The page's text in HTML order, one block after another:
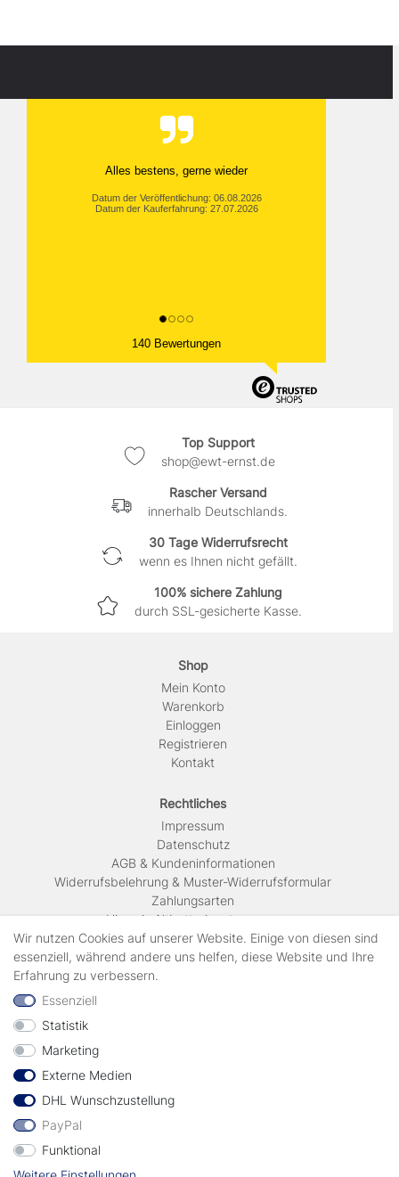
Alles bestens, gerne wieder
Datum der Veröffentlichung: 06.08.2026
Datum der Kauferfahrung: 27.07.2026
140 Bewertungen
Top Support
shop@ewt-ernst.de
Rascher Versand
innerhalb Deutschlands.
30 Tage Widerrufsrecht
wenn es Ihnen nicht gefällt.
100% sichere Zahlung
durch SSL-gesicherte Kasse.
Shop
Mein Konto
Warenkorb
Einloggen
Registrieren
Kontakt
Rechtliches
Impressum
Daten­schutz
AGB & Kundeninformationen
Widerrufsbelehrung & Muster-Widerrufsformular
Zahlungsarten
Hinweis Altbatterieentsorgung
Versandkosten & Lieferinformationen
Zahlungsarten
geprüft durch
Wir nutzen Cookies auf unserer Website. Einige von diesen sind
essenziell, während andere uns helfen, diese Website und Ihre
Erfahrung zu verbessern.
Essenziell
Statistik
Marketing
Externe Medien
DHL Wunschzustellung
PayPal
Funktional